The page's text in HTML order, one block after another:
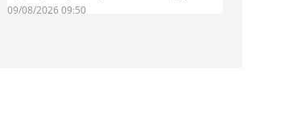
09/08/2026 09:50